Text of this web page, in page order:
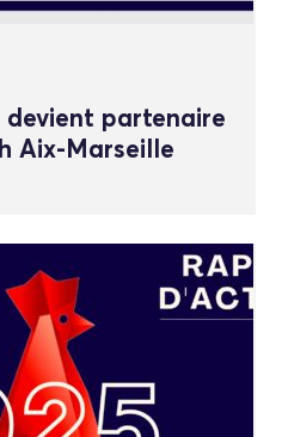
partenaire
Aix-Marseille